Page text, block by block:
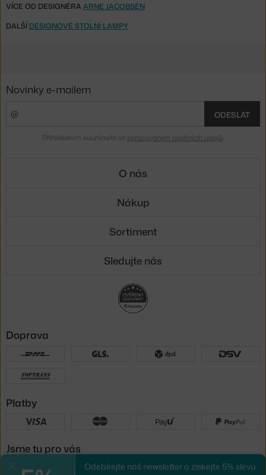
VÍCE OD DESIGNÉRA ARNE JACOBSEN
DALŠÍ DESIGNOVÉ STOLNÍ LAMPY
Odebírejte náš newsletter a získejte 5% slevu.
Novinky e-mailem
ODESLAT
Přihlášením souhlasíte se zpracováním osobních údajů
O nás
Nákup
Sortiment
Sledujte nás
Doprava
Platby
Jsme tu pro vás